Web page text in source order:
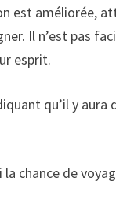
est améliorée,
Il n’est pas
esprit.
qu’il y aura
chance de